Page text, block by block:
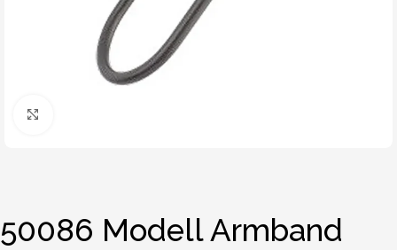
50086 Modell Armband